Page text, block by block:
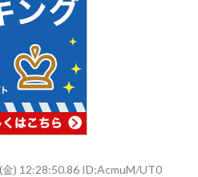
) 12:28:50.86 ID:AcmuM/UT0